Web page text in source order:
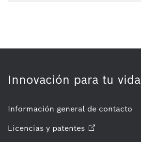
Innovación para tu vida
Información general de contacto
Licencias y patentes